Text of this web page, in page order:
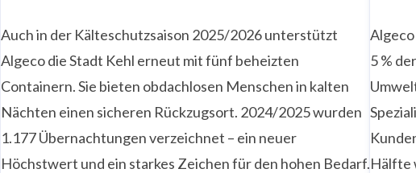
Auch in der Kälteschutzsaison 2025/2026 unterstützt
Algeco die Stadt Kehl erneut mit fünf beheizten
Containern. Sie bieten obdachlosen Menschen in kalten
Nächten einen sicheren Rückzugsort. 2024/2025 wurden
1.177 Übernachtungen verzeichnet – ein neuer
Höchstwert und ein starkes Zeichen für den hohen Bedarf.
5 %
Hälfte